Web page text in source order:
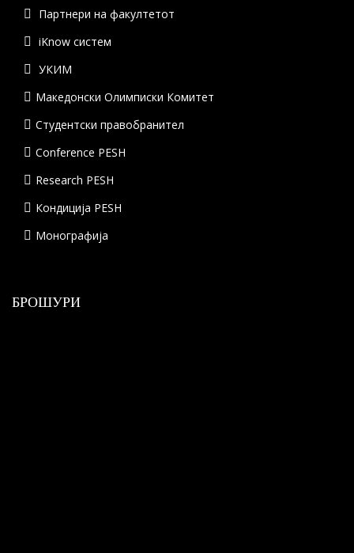
Партнери на факултетот
iKnow систем
УКИМ
Македонски Олимписки Комитет
Студентски правобранител
Conference PESH
Research PESH
Кондиција PESH
Монографија
БРОШУРИ